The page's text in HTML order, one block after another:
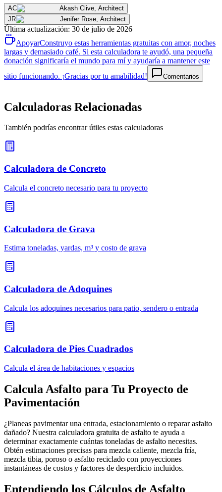
AC Akash Clive Architect
JR
Jenifer Rose Architect
Última actualización: 30 de julio de 2026
ApoyarConstruyo estas herramientas gratuitas con amor, noches
largas y demasiado café. Si esta calculadora te ayudó, una pequeña
donación significaría el mundo para mí y ayudaría a mantener este
sitio funcionando. ¡Gracias por tu amabilidad!
Comentarios
Calculadoras Relacionadas
También podrías encontrar útiles estas calculadoras
Calculadora de Concreto
Calcula el concreto necesario para tu proyecto
Calculadora de Grava
Estima toneladas, yardas, m³ y costo de grava
Calculadora de Adoquines
Calcula los adoquines necesarios para patio, sendero o entrada
Calculadora de Pies Cuadrados
Calcula el área de habitaciones y espacios
Calcula Asfalto para Tu Proyecto de
Pavimentación
¿Planeas pavimentar una entrada, estacionamiento o reparar asfalto
dañado? Nuestra calculadora gratuita de asfalto te ayuda a
determinar exactamente cuántas toneladas de asfalto necesitas.
Obtén estimaciones precisas para mezcla caliente, mezcla fría,
mezcla tibia, poroso o asfalto reciclado con proyecciones
instantáneas de costos y factores de desperdicio incluidos.
Entendiendo los Cálculos de Asfalto